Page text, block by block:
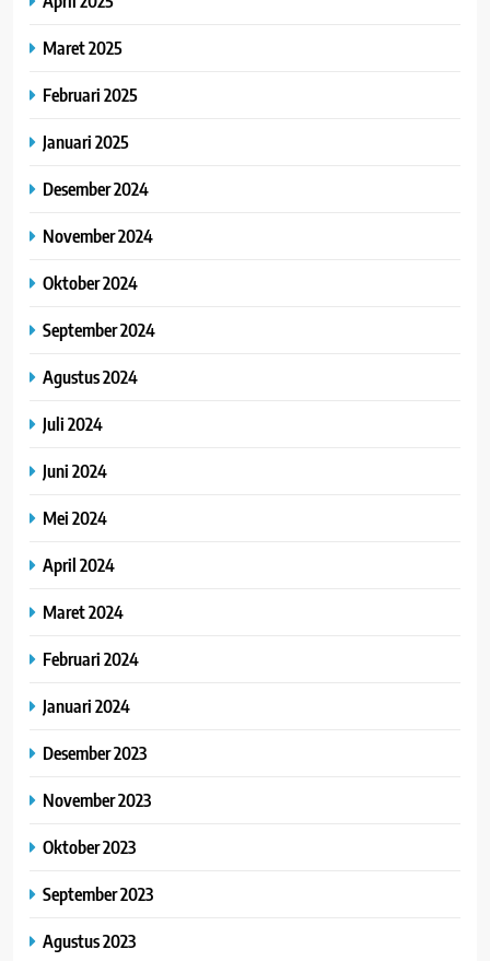
Maret 2025
Februari 2025
Januari 2025
Desember 2024
November 2024
Oktober 2024
September 2024
Agustus 2024
Juli 2024
Juni 2024
Mei 2024
April 2024
Maret 2024
Februari 2024
Januari 2024
Desember 2023
November 2023
Oktober 2023
September 2023
Agustus 2023